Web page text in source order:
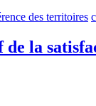
des territoires
de la